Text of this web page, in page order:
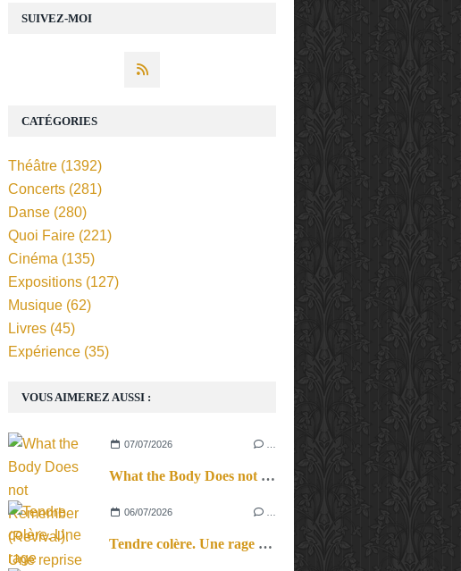
SUIVEZ-MOI
VOUS AIMEREZ AUSSI :
07/07/2026
What the Body Does not Remember (Revival). Une reprise en force et en beauté
06/07/2026
Tendre colère. Une rage féconde.
CATÉGORIES
Théâtre (1392)
Concerts (281)
Danse (280)
Quoi Faire (221)
Cinéma (135)
Expositions (127)
Musique (62)
Livres (45)
Expérience (35)